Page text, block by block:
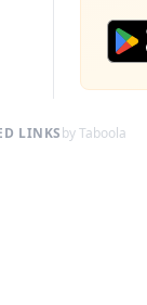
LINKSby Taboola